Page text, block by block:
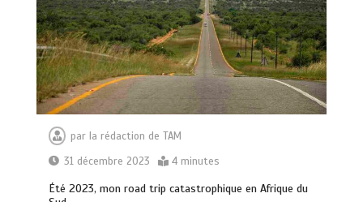
par la rédaction de TAM
31 décembre 2023
4 minutes
Été 2023, mon road trip catastrophique en Afrique du